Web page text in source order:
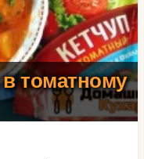
в томатному